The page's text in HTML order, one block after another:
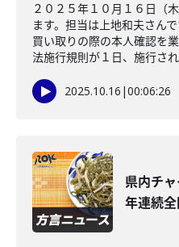
２０２５年１０月１６日（
ます。担当は上地和夫さん
買い取りの際の本人確認を
法施行規則が１日、施行さ
2025.10.16 |00:06:26
県内チ
年連続